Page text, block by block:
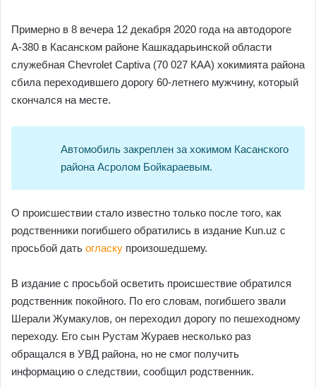
Примерно в 8 вечера 12 декабря 2020 года на автодороге
А-380 в Касанском районе Кашкадарьинской области
служебная Chevrolet Captiva (70 027 КАА) хокимията района
сбила переходившего дорогу 60-летнего мужчину, который
скончался на месте.
Автомобиль закреплен за хокимом Касанского
района Асролом Бойкараевым.
О происшествии стало известно только после того, как
родственники погибшего обратились в издание Kun.uz с
просьбой дать огласку произошедшему.
В издание с просьбой осветить происшествие обратился
родственник покойного. По его словам, погибшего звали
Шерали Жумакулов, он переходил дорогу по пешеходному
переходу. Его сын Рустам Жураев несколько раз
обращался в УВД района, но не смог получить
информацию о следствии, сообщил родственник.